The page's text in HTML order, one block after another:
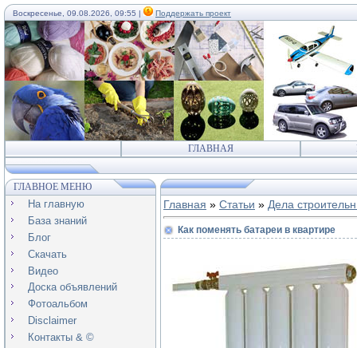
Воскресенье, 09.08.2026, 09:55 | Поддержать проект
ГЛАВНАЯ
ГЛАВНОЕ МЕНЮ
На главную
База знаний
Блог
Скачать
Видео
Доска объявлений
Фотоальбом
Disclaimer
Контакты & ©
Главная » Статьи » Дела
Как поменять батареи в квартире